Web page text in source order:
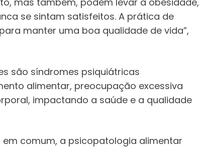
se sintam satisfeitos. A prática de
manter uma boa qualidade de vida”,
são síndromes psiquiátricas
alimentar, preocupação excessiva
impactando a saúde e a qualidade
comum, a psicopatologia alimentar